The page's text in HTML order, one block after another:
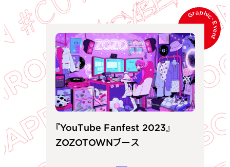
Graphic
･
Event
『YouTube Fanfest 2023』
ZOZOTOWNブース